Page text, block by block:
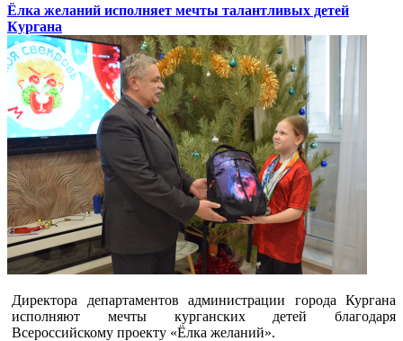
Ёлка желаний исполняет мечты талантливых детей
Кургана
Директора департаментов администрации города Кургана
исполняют мечты курганских детей благодаря
Всероссийскому проекту «Ёлка желаний».